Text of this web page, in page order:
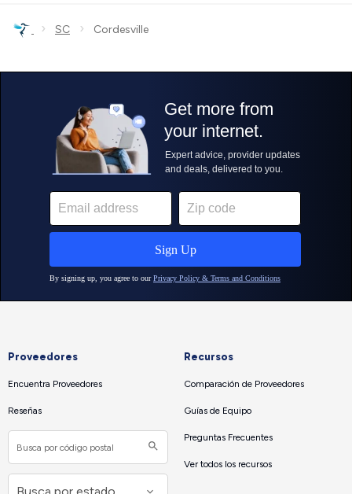
› SC › Cordesville
Proveedores
Encuentra Proveedores
Reseñas
Recursos
Comparación de Proveedores
Guías de Equipo
Preguntas Frecuentes
Ver todos los recursos